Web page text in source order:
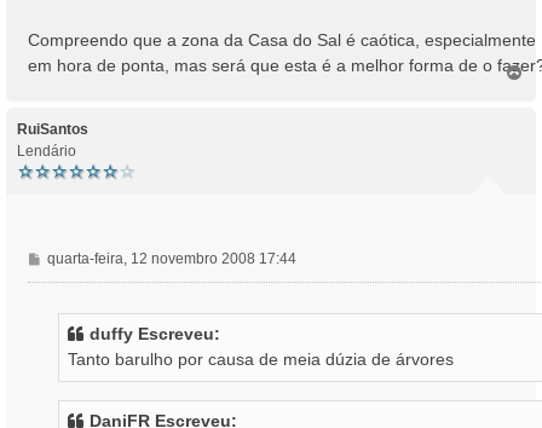
Compreendo que a zona da Casa do Sal é caótica, especialmente
em hora de ponta, mas será que esta é a melhor forma de o
T
RuiSantos
Lendário
M
e
quarta-feira, 12 novembro 2008 17:44
duffy Escreveu:
Tanto barulho por causa de meia dúzia de árvores
DaniFR Escreveu: